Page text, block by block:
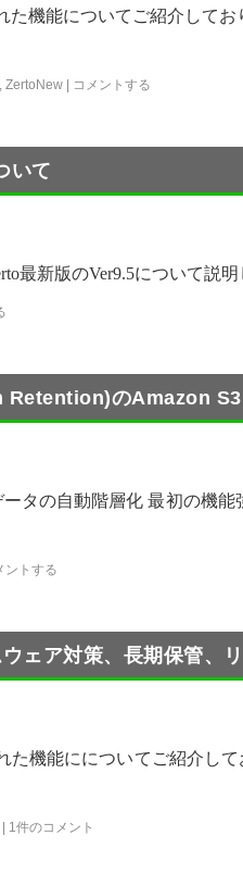
た機能についてご紹介して
, ZertoNew | コメントする
いて
最新版のVer9.5について説
のAmazon S3
ータの自動階層化 最初の機
ントする
ェア対策、長期保管、
た機能にについてご紹介し
| 1件のコメント